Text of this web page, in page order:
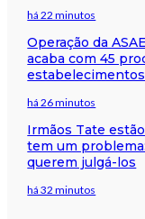
há 22 minutos
Operação da
acaba com 45
há 26 minutos
Irmãos Tate
tem um
querem julgá-los
há 32 minutos